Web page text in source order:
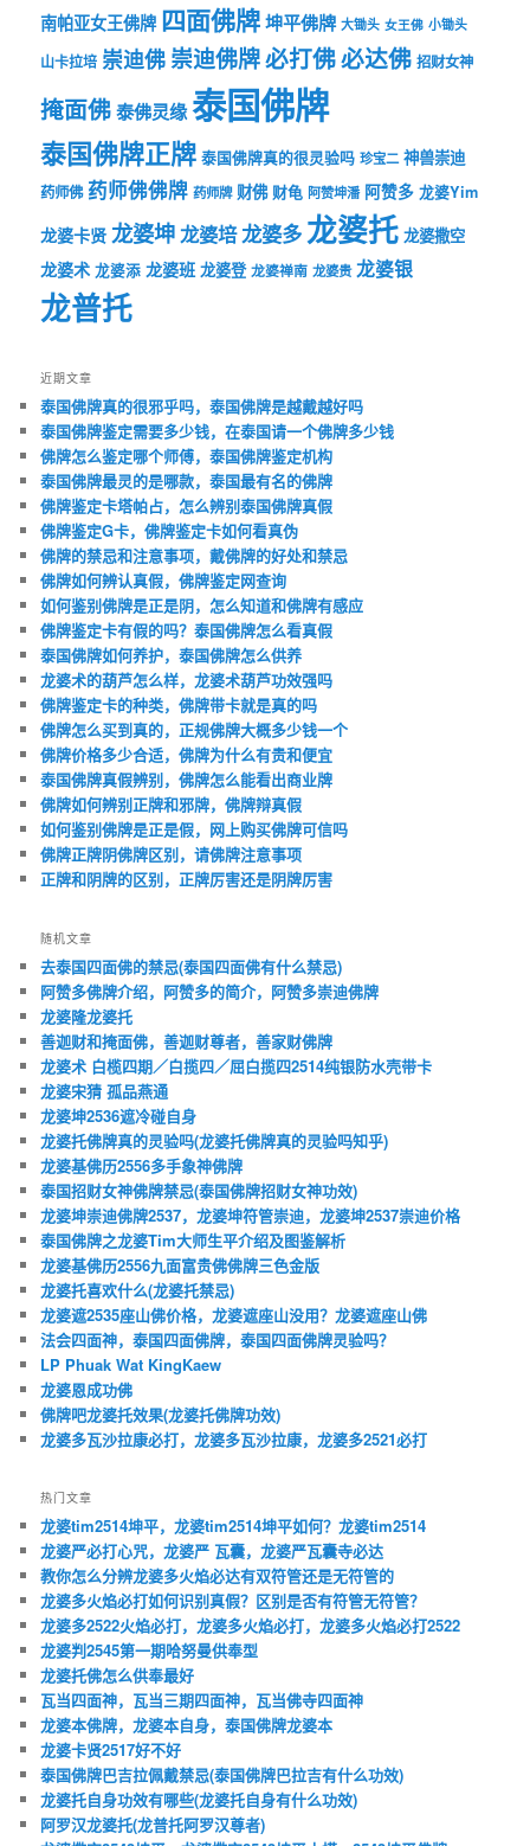
南帕亚女王佛牌 四面佛牌坤平佛牌 大锄头 女王佛 小锄头
山卡拉培 崇迪佛崇迪佛牌必打佛必达佛 招财女神
掩面佛泰佛灵缘泰国佛牌
泰国佛牌正牌 泰国佛牌真的很灵验吗 珍宝二 神兽崇迪
药师佛 药师佛佛牌 药师牌 财佛 财龟 阿赞坤潘 阿赞多 龙婆Yim
龙婆卡贤 龙婆坤龙婆培龙婆多龙婆托 龙婆撒空
龙婆术 龙婆添 龙婆班 龙婆登 龙婆禅南 龙婆贵 龙婆银
龙普托
近期文章
泰国佛牌真的很邪乎吗，泰国佛牌是越戴越好吗
泰国佛牌鉴定需要多少钱，在泰国请一个佛牌多少钱
佛牌怎么鉴定哪个师傅，泰国佛牌鉴定机构
泰国佛牌最灵的是哪款，泰国最有名的佛牌
佛牌鉴定卡塔帕占，怎么辨别泰国佛牌真假
佛牌鉴定G卡，佛牌鉴定卡如何看真伪
佛牌的禁忌和注意事项，戴佛牌的好处和禁忌
佛牌如何辨认真假，佛牌鉴定网查询
如何鉴别佛牌是正是阴，怎么知道和佛牌有感应
佛牌鉴定卡有假的吗？泰国佛牌怎么看真假
泰国佛牌如何养护，泰国佛牌怎么供养
龙婆术的葫芦怎么样，龙婆术葫芦功效强吗
佛牌鉴定卡的种类，佛牌带卡就是真的吗
佛牌怎么买到真的，正规佛牌大概多少钱一个
佛牌价格多少合适，佛牌为什么有贵和便宜
泰国佛牌真假辨别，佛牌怎么能看出商业牌
佛牌如何辨别正牌和邪牌，佛牌辩真假
如何鉴别佛牌是正是假，网上购买佛牌可信吗
佛牌正牌阴佛牌区别，请佛牌注意事项
正牌和阴牌的区别，正牌厉害还是阴牌厉害
随机文章
去泰国四面佛的禁忌(泰国四面佛有什么禁忌)
阿赞多佛牌介绍，阿赞多的简介，阿赞多崇迪佛牌
龙婆隆龙婆托
善迦财和掩面佛，善迦财尊者，善家财佛牌
龙婆术 白榄四期／白揽四／屈白揽四2514纯银防水壳带卡
龙婆宋猜 孤品燕通
龙婆坤2536遮冷碰自身
龙婆托佛牌真的灵验吗(龙婆托佛牌真的灵验吗知乎)
龙婆基佛历2556多手象神佛牌
泰国招财女神佛牌禁忌(泰国佛牌招财女神功效)
龙婆坤崇迪佛牌2537，龙婆坤符管崇迪，龙婆坤2537崇迪价格
泰国佛牌之龙婆Tim大师生平介绍及图鉴解析
龙婆基佛历2556九面富贵佛佛牌三色金版
龙婆托喜欢什么(龙婆托禁忌)
龙婆遮2535座山佛价格，龙婆遮座山没用？龙婆遮座山佛
法会四面神，泰国四面佛牌，泰国四面佛牌灵验吗？
LP Phuak Wat KingKaew
龙婆恩成功佛
佛牌吧龙婆托效果(龙婆托佛牌功效)
龙婆多瓦沙拉康必打，龙婆多瓦沙拉康，龙婆多2521必打
热门文章
龙婆tim2514坤平，龙婆tim2514坤平如何？龙婆tim2514
龙婆严必打心咒，龙婆严 瓦囊，龙婆严瓦囊寺必达
教你怎么分辨龙婆多火焰必达有双符管还是无符管的
龙婆多火焰必打如何识别真假？区别是否有符管无符管？
龙婆多2522火焰必打，龙婆多火焰必打，龙婆多火焰必打2522
龙婆判2545第一期哈努曼供奉型
龙婆托佛怎么供奉最好
瓦当四面神，瓦当三期四面神，瓦当佛寺四面神
龙婆本佛牌，龙婆本自身，泰国佛牌龙婆本
龙婆卡贤2517好不好
泰国佛牌巴吉拉佩戴禁忌(泰国佛牌巴拉吉有什么功效)
龙婆托自身功效有哪些(龙婆托自身有什么功效)
阿罗汉龙婆托(龙普托阿罗汉尊者)